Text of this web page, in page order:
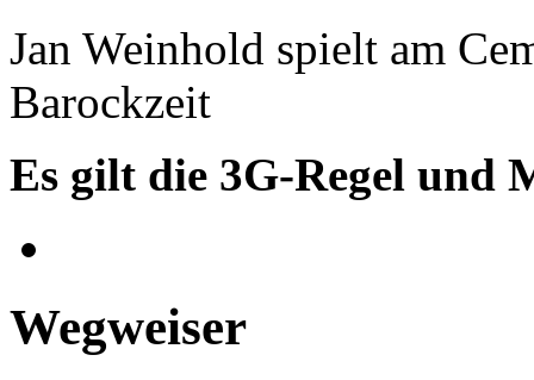
Jan Weinhold spielt am
Barockzeit
Es gilt die 3G-Regel und
Wegweiser